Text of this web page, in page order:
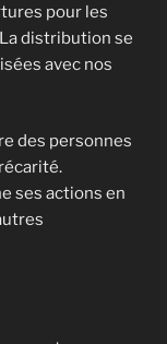
pour les
distribution se
avec nos
des personnes
ses actions en